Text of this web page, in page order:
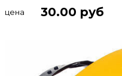
цена 30.00 руб